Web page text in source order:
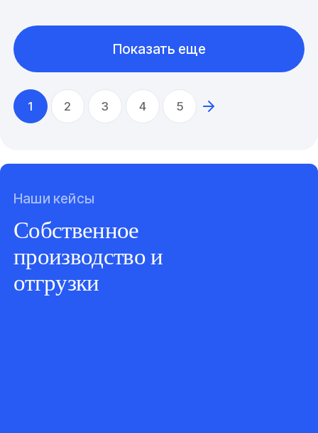
1 2 3 4 5
Показать еще
Наши кейсы
Собственное
производство и
отгрузки